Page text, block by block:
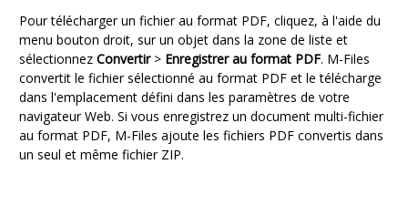
Pour télécharger un fichier au format PDF, cliquez, à l'aide du
menu bouton droit, sur un objet dans la zone de liste et
sélectionnez Convertir> Enregistrer au format PDF. M-Files
convertit le fichier sélectionné au format PDF et le télécharge
dans l'emplacement défini dans les paramètres de votre
navigateur Web. Si vous enregistrez un document multi-fichier
au format PDF, M-Files ajoute les fichiers PDF convertis dans
un seul et même fichier ZIP.